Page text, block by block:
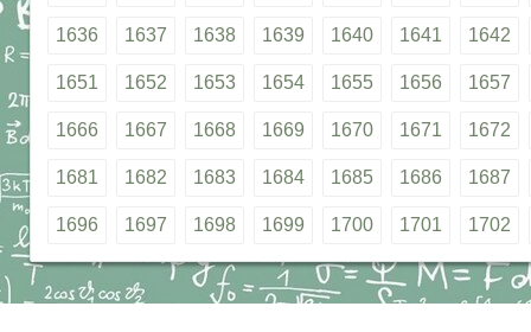
1636 1637 1638 1639 1640 1641 1642
1651 1652 1653 1654 1655 1656 1657
1666 1667 1668 1669 1670 1671 1672
1681 1682 1683 1684 1685 1686 1687
1696 1697 1698 1699 1700 1701 1702